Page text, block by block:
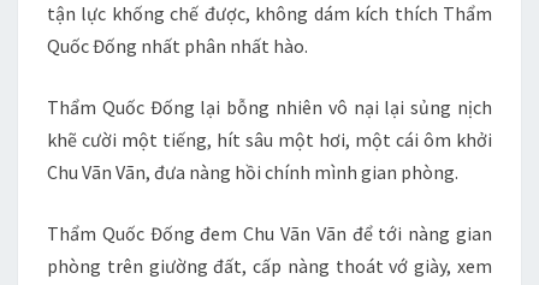
tận lực khống chế được, không dám kích thích Thẩm
Quốc Đống nhất phân nhất hào.
Thẩm Quốc Đống lại bỗng nhiên vô nại lại sủng nịch
khẽ cười một tiếng, hít sâu một hơi, một cái ôm khởi
Chu Vãn Vãn, đưa nàng hồi chính mình gian phòng.
Thẩm Quốc Đống đem Chu Vãn Vãn để tới nàng gian
phòng trên giường đất, cấp nàng thoát vớ giày, xem